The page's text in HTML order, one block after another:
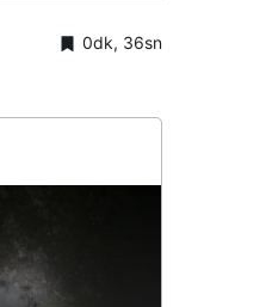
0dk, 36sn